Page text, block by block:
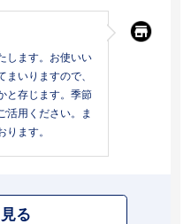
します。お使いい
いりますので、
と存じます。季節
活用ください。ま
ます。
る